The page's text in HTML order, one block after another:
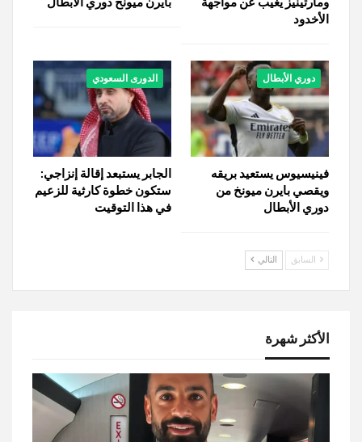
الأخدود
دوري الأبطال
فينيسيوس يستعيد بريقه
ويقصي بايرن ميونخ من
دوري الأبطال
الدورى السعودي
الجابر يستبعد إقالة إنزاجي:
ستكون خطوة كارثية للزعيم
في هذا التوقيت
السابق التالي
الأكثر شهرة